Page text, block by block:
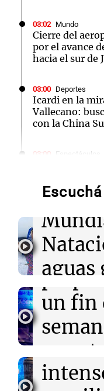
03:02 Mundo
Cierre del
por el avance
hacia el sur de
03:00 Deportes
Icardi en la
Vallecano:
con la China
03:00 Espectáculos
Madrid
02:04 Tecnología
Descuentos
entradas para
Disrupt 2026
Vogue World
Francisco: un
entre
establece
Audio.
aguas
frente
Turno
Audio.
un fin
y
ley de
Audio.
Audio.
el